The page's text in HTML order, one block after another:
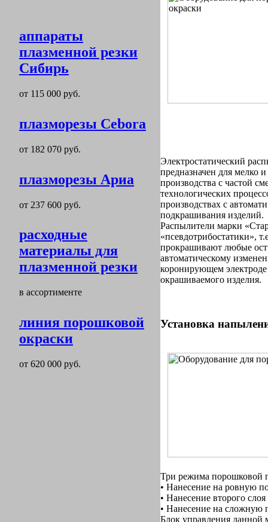
аппараты
плазменной резки
Сибирь
от 115 000 руб.
плазморезы Cebora
от 182 070 руб.
плазморезы Ариа
от 237 600 руб.
расходные
материалы для
плазменной резки
в ассортименте
линия порошковой
окраски
от 620 000 руб.
Электростатический
предназначен для мелко
производства с частой
технологических
производствах с
подкрашивания изделий.
Распылители марки
«псевдотрибостатики»,
прокрашивают любые
автоматическому
коронирующем электроде
окрашиваемого изделия.
Установка
Три режима порошковой
• Нанесение на ровную
• Нанесение второго слоя
• Нанесение на сложную
Блок управления данной